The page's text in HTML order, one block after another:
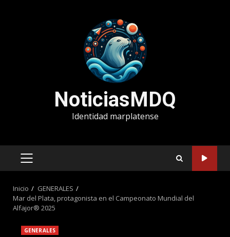
NoticiasMDQ
Identidad marplatense
MENÚ
Inicio
GENERALES
Mar del Plata, protagonista en el Campeonato Mundial del
Alfajor® 2025
GENERALES